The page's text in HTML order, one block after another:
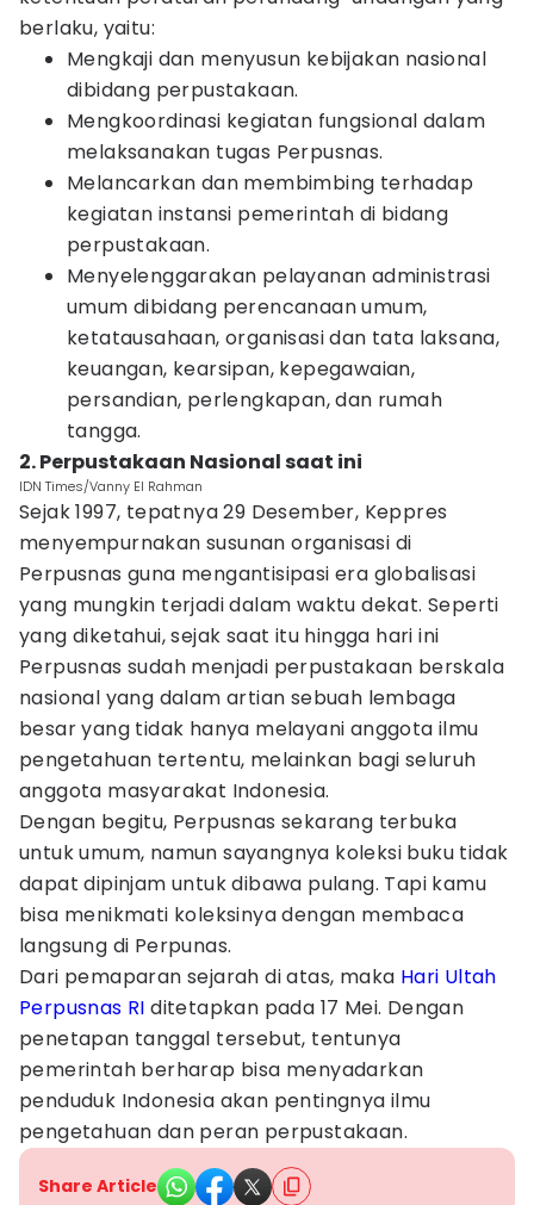
berlaku, yaitu:
Mengkaji dan menyusun kebijakan nasional
dibidang perpustakaan.
Mengkoordinasi kegiatan fungsional dalam
melaksanakan tugas Perpusnas.
Melancarkan dan membimbing terhadap
kegiatan instansi pemerintah di bidang
perpustakaan.
Menyelenggarakan pelayanan administrasi
umum dibidang perencanaan umum,
ketatausahaan, organisasi dan tata laksana,
keuangan, kearsipan, kepegawaian,
persandian, perlengkapan, dan rumah
tangga.
2. Perpustakaan Nasional saat ini
IDN Times/Vanny El Rahman
Sejak 1997, tepatnya 29 Desember, Keppres
menyempurnakan susunan organisasi di
Perpusnas guna mengantisipasi era globalisasi
yang mungkin terjadi dalam waktu dekat. Seperti
yang diketahui, sejak saat itu hingga hari ini
Perpusnas sudah menjadi perpustakaan berskala
nasional yang dalam artian sebuah lembaga
besar yang tidak hanya melayani anggota ilmu
pengetahuan tertentu, melainkan bagi seluruh
anggota masyarakat Indonesia.
Dengan begitu, Perpusnas sekarang terbuka
untuk umum, namun sayangnya koleksi buku tidak
dapat dipinjam untuk dibawa pulang. Tapi kamu
bisa menikmati koleksinya dengan membaca
langsung di Perpunas.
Dari pemaparan sejarah di atas, maka Hari Ultah
Perpusnas RI ditetapkan pada 17 Mei. Dengan
penetapan tanggal tersebut, tentunya
pemerintah berharap bisa menyadarkan
penduduk Indonesia akan pentingnya ilmu
pengetahuan dan peran perpustakaan.
Share Article